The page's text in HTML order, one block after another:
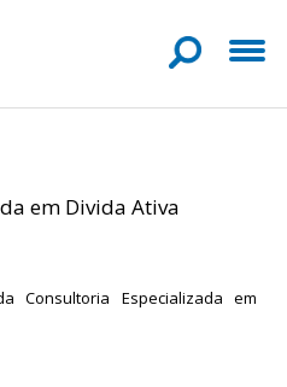
em Divida Ativa
Consultoria Especializada em